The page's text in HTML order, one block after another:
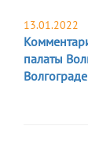
13.01.2022
палаты